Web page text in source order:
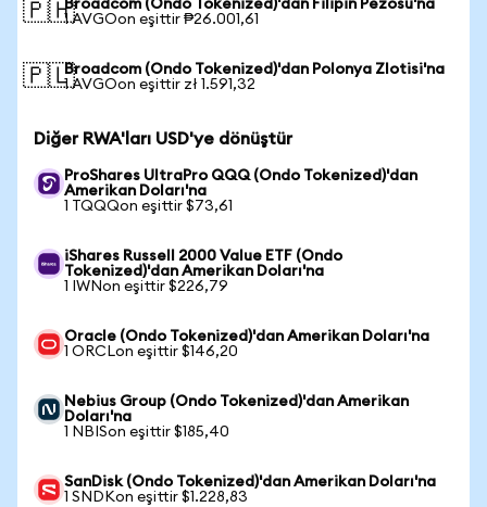
🇵🇭Broadcom (Ondo Tokenized)'dan Filipin Pezosu'na
1 AVGOon eşittir ₱26.001,61
🇵🇱Broadcom (Ondo Tokenized)'dan Polonya Zlotisi'na
1 AVGOon eşittir zł 1.591,32
Diğer RWA'ları USD'ye dönüştür
ProShares UltraPro QQQ (Ondo Tokenized)'dan
Amerikan Doları'na
1 TQQQon eşittir $73,61
iShares Russell 2000 Value ETF (Ondo
Tokenized)'dan Amerikan Doları'na
1 IWNon eşittir $226,79
Oracle (Ondo Tokenized)'dan Amerikan Doları'na
1 ORCLon eşittir $146,20
Nebius Group (Ondo Tokenized)'dan Amerikan
Doları'na
1 NBISon eşittir $185,40
SanDisk (Ondo Tokenized)'dan Amerikan Doları'na
1 SNDKon eşittir $1.228,83